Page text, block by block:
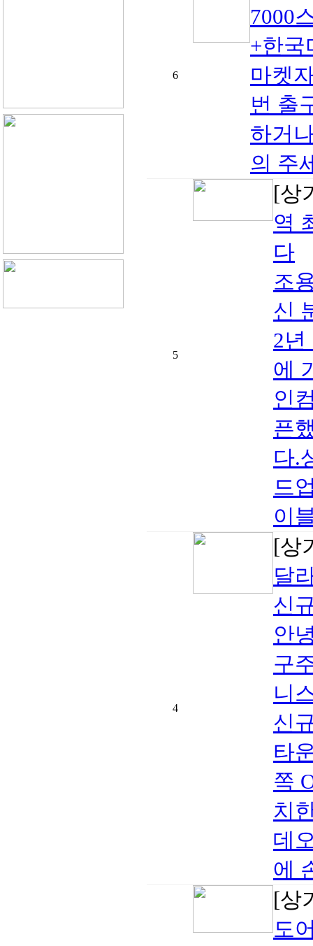
6
7000
+한국
마켓
번 출
하거
의 주
5
[상
역
다
조
신
2년
에
인
픈
다.
드
이
4
[상
달
신
안
구
니
신
타
쪽
치
데
에
[상
도